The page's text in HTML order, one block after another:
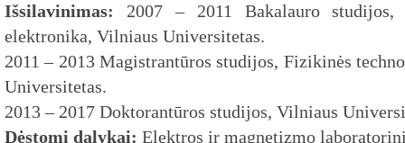
Išsilavinimas: 2007 – 2011 Bakalauro
elektronika, Vilniaus Universitetas.
2011 – 2013 Magistrantūros studijos, Fizikinės
Universitetas.
2013 – 2017 Doktorantūros studijos, Vilniaus
Dėstomi dalykai: Elektros ir magnetizmo